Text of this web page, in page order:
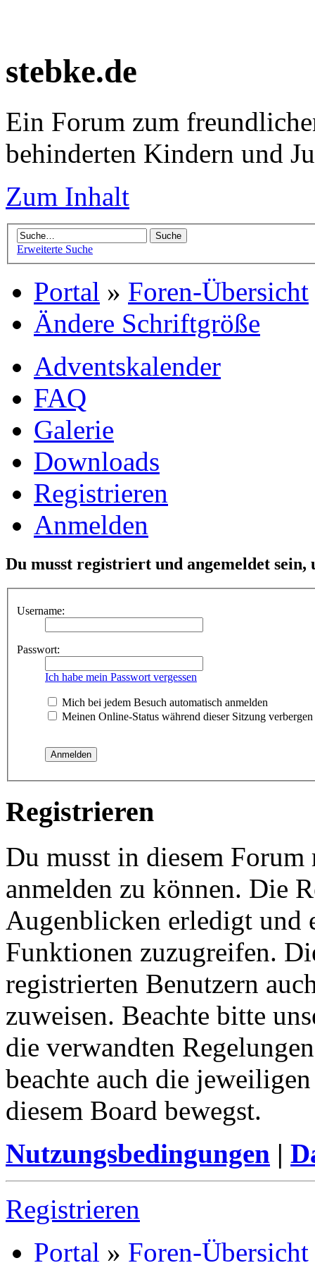
stebke.de
Ein Forum zum
behinderten Kindern und
Zum Inhalt
Erweiterte Suche
Portal » Foren-Übersicht
Ändere Schriftgröße
Adventskalender
FAQ
Galerie
Downloads
Registrieren
Anmelden
Du musst registriert und angemeldet sein,
Username:
Passwort:
Ich habe mein Passwort vergessen
Mich bei jedem Besuch automatisch anmelden
Meinen Online-Status während dieser Sitzung verbergen
Registrieren
Du musst in diesem
anmelden zu können. Die
Augenblicken erledigt und
Funktionen zuzugreifen.
registrierten Benutzern
zuweisen. Beachte bitte
die verwandten
beachte auch die
diesem Board bewegst.
Nutzungsbedingungen |
Registrieren
Portal » Foren-Übersicht